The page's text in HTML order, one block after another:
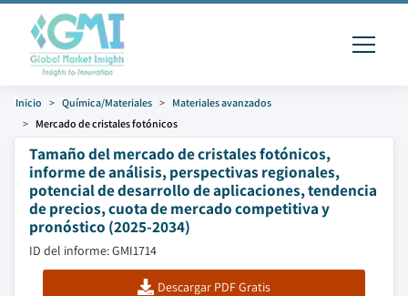
Inicio Química/Materiales
Materiales avanzados
Mercado de cristales fotónicos
Tamaño del mercado de cristales fotónicos,
informe de análisis, perspectivas regionales,
potencial de desarrollo de aplicaciones, tendencia
de precios, cuota de mercado competitiva y
pronóstico (2025-2034)
ID del informe: GMI1714
Descargar PDF Gratis